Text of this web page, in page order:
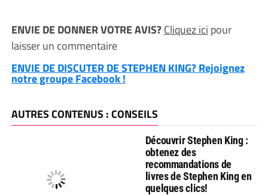
ENVIE DE DONNER VOTRE AVIS?Cliquez ici pour
laisser un commentaire
ENVIE DE DISCUTER DE STEPHEN KING? Rejoignez
notre groupe Facebook !
AUTRES CONTENUS : CONSEILS
Découvrir Stephen King :
obtenez des
recommandations de
livres de Stephen King en
quelques clics!